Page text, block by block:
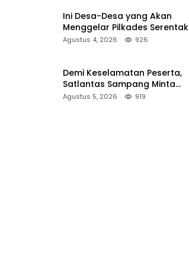
Ini Desa-Desa yang Akan
Menggelar Pilkades Serentak
2027 di Kabupaten Sumenep
Agustus 4, 2026 926
Demi Keselamatan Peserta,
Satlantas Sampang Minta
Latihan Gerak Jalan Pindah ke
Agustus 5, 2026 919